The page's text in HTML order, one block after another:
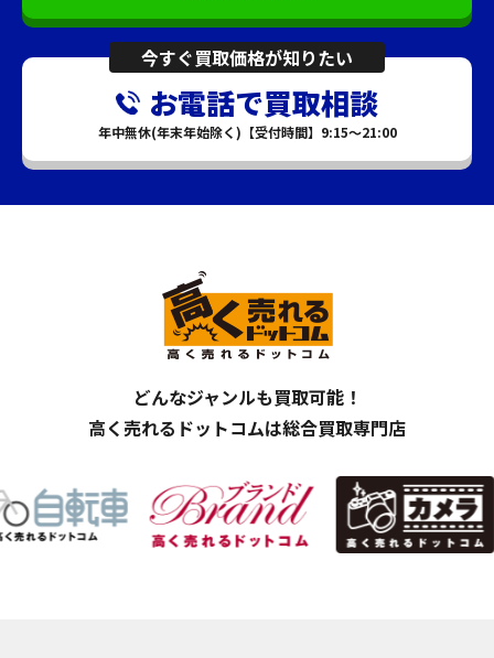
今すぐ買取価格が知りたい
お電話で買取相談
年中無休(年末年始除く)【受付時間】9:15～21:00
どんなジャンルも買取可能！
高く売れるドットコムは総合買取専門店